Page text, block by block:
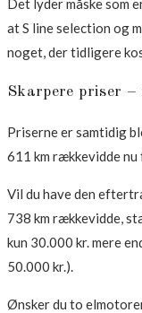
at S line selection og
noget, der tidligere
Skarpere priser –
Priserne er samtidig
611 km rækkevidde
Vil du have den
738 km rækkevidde,
kun 30.000 kr. mere
50.000 kr.).
Ønsker du to